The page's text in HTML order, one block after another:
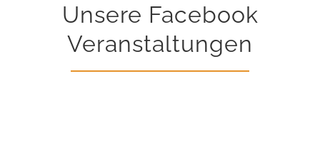
Unsere Facebook
Veranstaltungen